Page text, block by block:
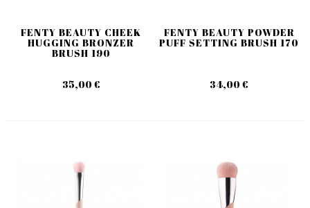
FENTY BEAUTY CHEEK
HUGGING BRONZER
BRUSH 190
35,00 €
FENTY BEAUTY POWDER
PUFF SETTING BRUSH 170
34,00 €